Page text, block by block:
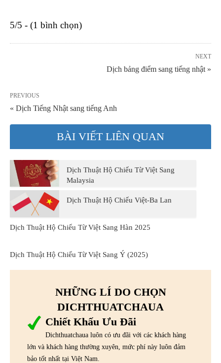
5/5 - (1 bình chọn)
NEXT
Dịch bảng điểm sang tiếng nhật »
PREVIOUS
« Dịch Tiếng Nhật sang tiếng Anh
BÀI VIẾT LIÊN QUAN
Dịch Thuật Hộ Chiếu Từ Việt Sang
Malaysia
Dịch Thuật Hộ Chiếu Việt-Ba Lan
Dịch Thuật Hộ Chiếu Từ Việt Sang Hàn 2025
Dịch Thuật Hộ Chiếu Từ Việt Sang Ý (2025)
NHỮNG LÍ DO CHỌN
DICHTHUATCHAUA
Chiết Khấu Ưu Đãi
Dichthuatchaua luôn có ưu đãi với các khách hàng
lớn và khách hàng thường xuyên, mức phí này luôn đảm
bảo tốt nhất tại Việt Nam.